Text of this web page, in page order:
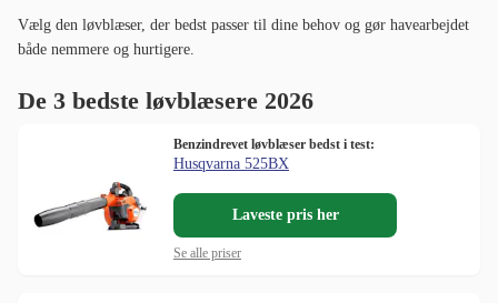
Vælg den løvblæser, der bedst passer til dine behov og gør havearbejdet
både nemmere og hurtigere.
De 3 bedste løvblæsere 2026
Benzindrevet løvblæser bedst i test:
Husqvarna 525BX
Laveste pris her
Se alle priser